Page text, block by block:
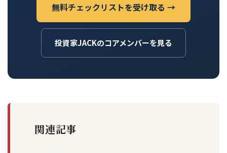
無料チェックリストを受け取る →
投資家JACKのコアメンバーを見る
関連記事